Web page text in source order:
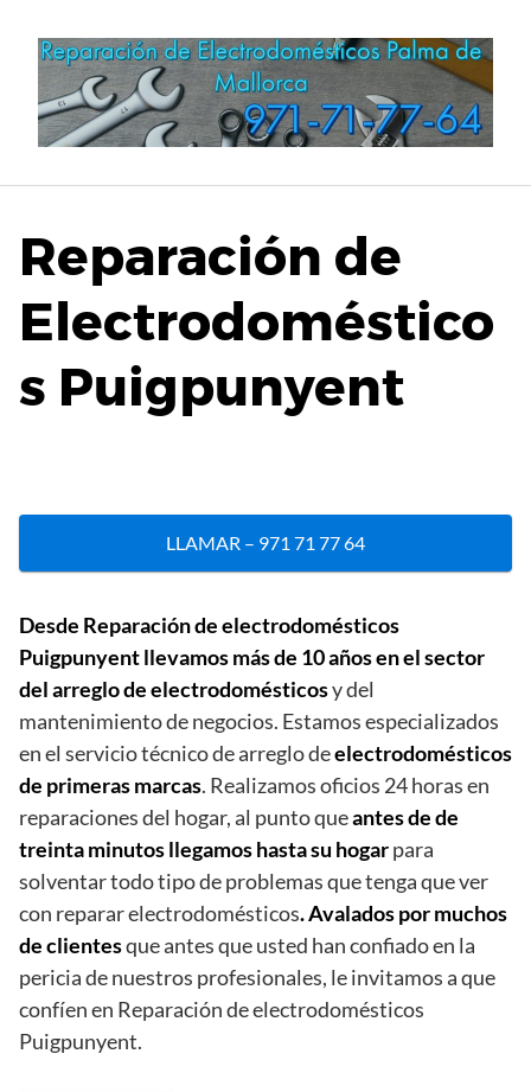
contenido
Reparación de
Electrodoméstico
s Puigpunyent
LLAMAR – 971 71 77 64
Desde Reparación de electrodomésticos
Puigpunyent llevamos más de 10 años en el sector
del arreglo de electrodomésticosy del
mantenimiento de negocios. Estamos especializados
en el servicio técnico de arreglo deelectrodomésticos
de primeras marcas. Realizamos oficios 24 horas en
reparaciones del hogar, al punto queantes de de
treinta minutos llegamos hasta su hogarpara
solventar todo tipo de problemas que tenga que ver
con reparar electrodomésticos. Avalados por muchos
de clientesque antes que usted han confiado en la
pericia de nuestros profesionales, le invitamos a que
confíen en Reparación de electrodomésticos
Puigpunyent.